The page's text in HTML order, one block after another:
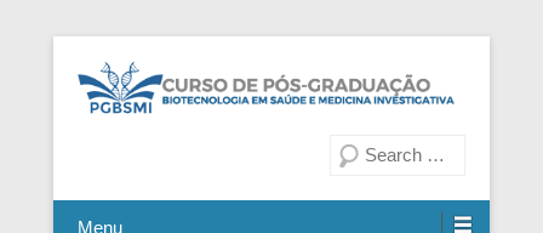
Curso de Pós-Graduação em
Menu